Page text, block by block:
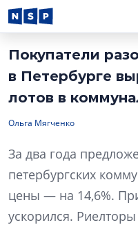
Покупатели
в Петербурге
лотов в
Ольга Мягченко
За два года
петербургских
цены — на 14,6%.
ускорился.